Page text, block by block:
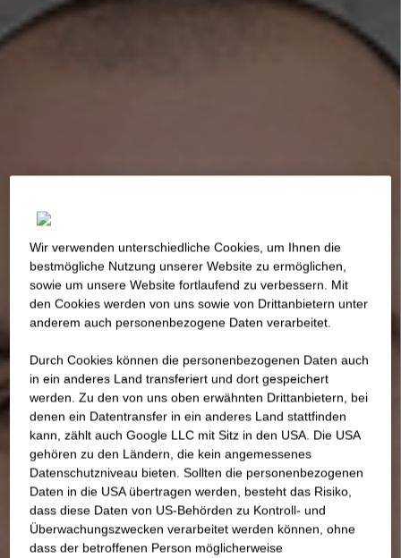
Wir verwenden unterschiedliche Cookies, um Ihnen die
best­mögliche Nutzung unserer Website zu ermöglichen,
sowie um unsere Website fortlaufend zu verbessern. Mit
den Cookies werden von uns sowie von Drittanbietern unter
anderem auch personenbezogene Daten verarbeitet.
Durch Cookies können die personenbezogenen Daten auch
in ein anderes Land transferiert und dort gespeichert
werden. Zu den von uns oben erwähnten Drittanbietern, bei
denen ein Datentransfer in ein anderes Land stattfinden
kann, zählt auch Google LLC mit Sitz in den USA. Die USA
gehören zu den Ländern, die kein angemessenes
Datenschutzniveau bieten. Sollten die personenbezogenen
Daten in die USA übertragen werden, besteht das Risiko,
dass diese Daten von US-Behörden zu Kontroll- und
Überwachungszwecken verarbeitet werden können, ohne
dass der betroffenen Person möglicherweise